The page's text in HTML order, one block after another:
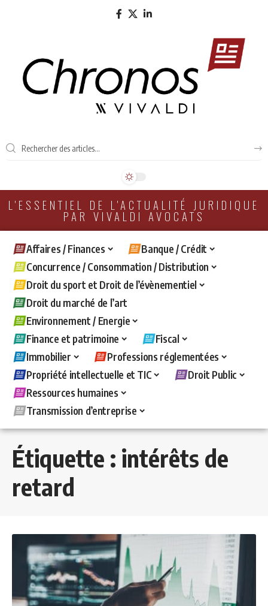
L'ESSENTIEL DE L'ACTUALITÉ JURIDIQUE
PAR VIVALDI AVOCATS
Affaires / Finances
Banque / Crédit
Concurrence / Consommation / Distribution
Droit du sport et Droit de l’évènementiel
Droit du marché de l’art
Environnement / Energie
Finance et patrimoine
Fiscal
Immobilier
Professions réglementées
Propriété intellectuelle et TIC
Droit Public
Ressources humaines
Transmission d’entreprise
Étiquette : intérêts de
retard